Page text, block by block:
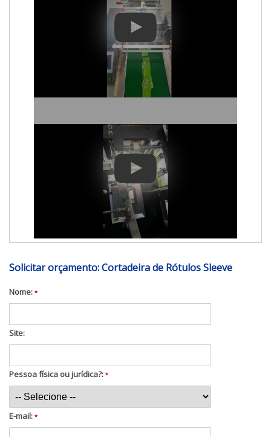
Solicitar orçamento: Cortadeira de Rótulos Sleeve
Nome: *
Site:
Pessoa física ou jurídica?: *
E-mail: *